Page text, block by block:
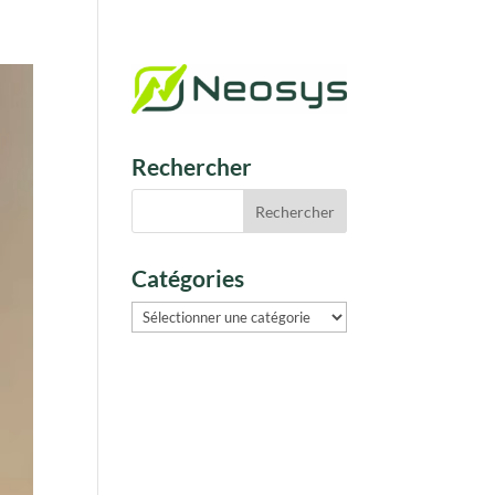
Rechercher
Catégories
Catégories